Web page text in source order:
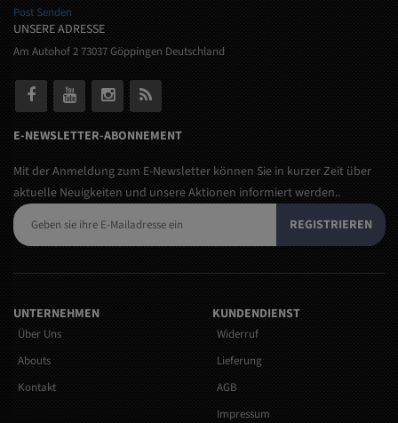
Post Senden
UNSERE ADRESSE
Am Autohof 2 73037 Göppingen Deutschland
E-NEWSLETTER-ABONNEMENT
Mit der Anmeldung zum E-Newsletter können Sie in kurzer Zeit über
aktuelle Neuigkeiten und unsere Aktionen informiert werden..
REGISTRIEREN
UNTERNEHMEN
Über Uns
Abouts
Kontakt
KUNDENDIENST
Widerruf
Lieferung
AGB
Impressum